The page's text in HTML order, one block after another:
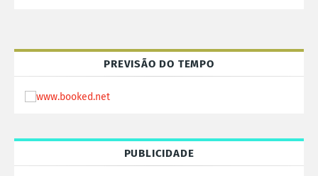
PREVISÃO DO TEMPO
PUBLICIDADE